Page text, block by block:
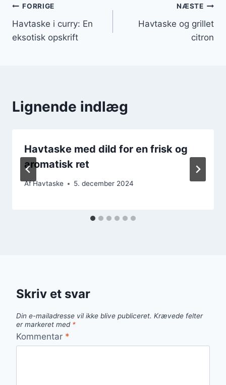
Indlægsnavigation
FORRIGE
Havtaske i curry: En
eksotisk opskrift
NÆSTE
Havtaske og grillet
citron
Lignende indlæg
Havtaske med dild for en frisk og
aromatisk ret
AfHavtaske 5. december 2024
Skriv et svar
Din e-mailadresse vil ikke blive publiceret. Krævede felter
er markeret med *
Kommentar *